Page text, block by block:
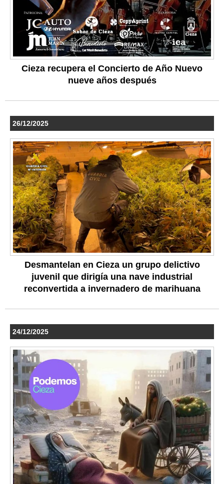
Cieza recupera el Concierto de Año Nuevo
nueve años después
26/12/2025
Desmantelan en Cieza un grupo delictivo
juvenil que dirigía una nave industrial
reconvertida a invernadero de marihuana
24/12/2025